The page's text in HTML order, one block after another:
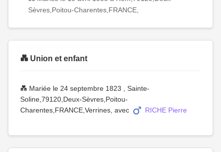
Sèvres,Poitou-Charentes,FRANCE,
💑 Union et enfant
💑 Mariée le 24 septembre 1823 , Sainte-
Soline,79120,Deux-Sèvres,Poitou-
Charentes,FRANCE,Verrines, avec
RICHE Pierre